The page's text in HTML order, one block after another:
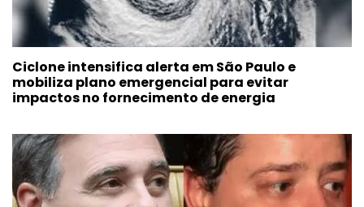
Ciclone intensifica alerta em São Paulo e
mobiliza plano emergencial para evitar
impactos no fornecimento de energia